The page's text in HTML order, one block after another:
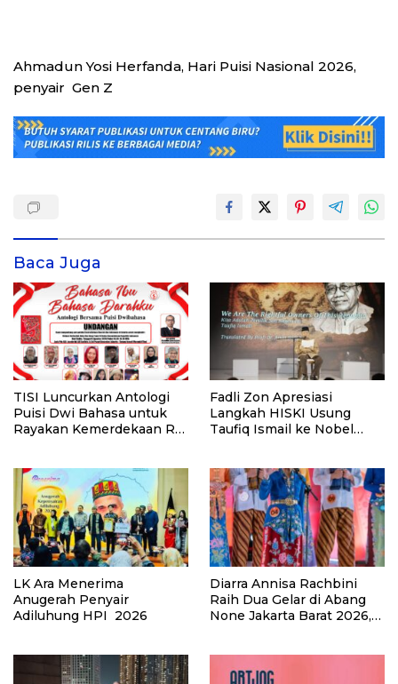
Ahmadun Yosi Herfanda, Hari Puisi Nasional 2026,
penyair Gen Z
Baca Juga
TISI Luncurkan Antologi
Puisi Dwi Bahasa untuk
Rayakan Kemerdekaan RI
Fadli Zon Apresiasi
Langkah HISKI Usung
Taufiq Ismail ke Nobel
LK Ara Menerima
Anugerah Penyair
Adiluhung HPI 2026
Diarra Annisa Rachbini
Raih Dua Gelar di Abang
None Jakarta Barat 2026,